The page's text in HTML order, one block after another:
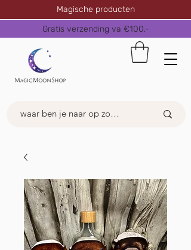
Magische producten
Gratis verzending va €100,-